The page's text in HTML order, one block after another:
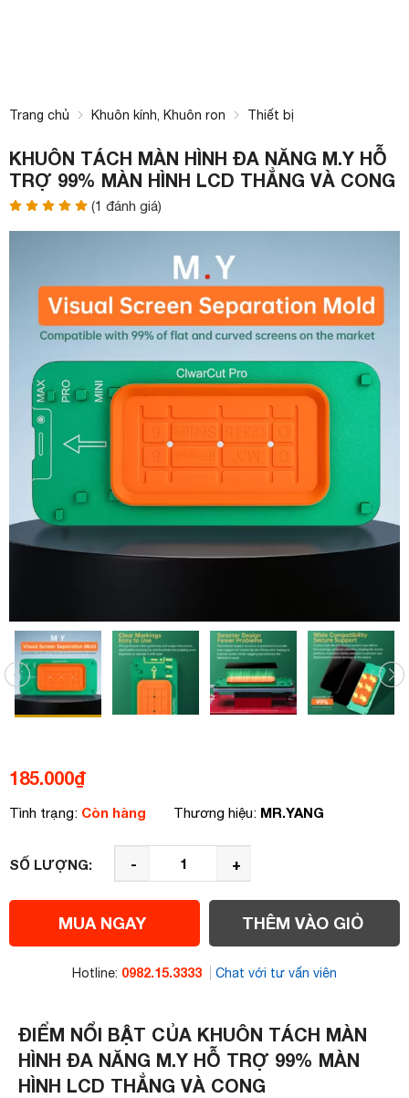
Trang chủ Khuôn kính, Khuôn ron Thiết bị
KHUÔN TÁCH MÀN HÌNH ĐA NĂNG M.Y HỖ
TRỢ 99% MÀN HÌNH LCD THẲNG VÀ CONG
(1 đánh giá)
185.000₫
Tình trạng: Còn hàng Thương hiệu: MR.YANG
SỐ LƯỢNG: - +
MUA NGAY THÊM VÀO GIỎ
Hotline: 0982.15.3333 Chat với tư vấn viên
ĐIỂM NỔI BẬT CỦA KHUÔN TÁCH MÀN
HÌNH ĐA NĂNG M.Y HỖ TRỢ 99% MÀN
HÌNH LCD THẲNG VÀ CONG